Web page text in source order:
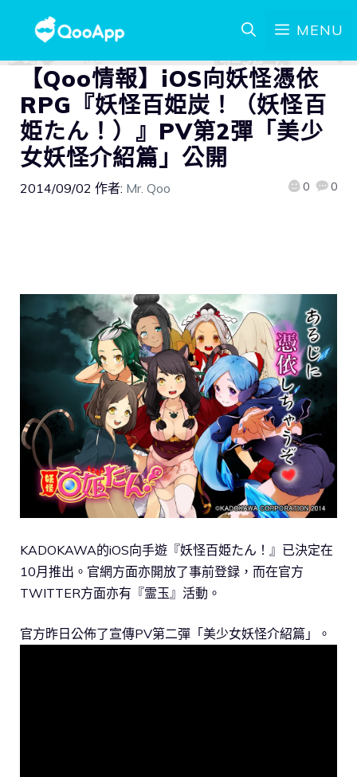
MENU
【Qoo情報】iOS向妖怪憑依
RPG『妖怪百姫炭！（妖怪百
姫たん！）』PV第2彈「美少
女妖怪介紹篇」公開
2014/09/02 作者: Mr. Qoo 0 0
​KADOKAWA的iOS向手遊『妖怪百姫たん！』已決定在
10月推出。官網方面亦開放了事前登録，而在官方
TWITTER方面亦有『霊玉』活動。
官方昨日公佈了宣傳PV第二彈「美少女妖怪介紹篇」。